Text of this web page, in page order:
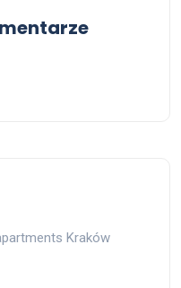
Kraków